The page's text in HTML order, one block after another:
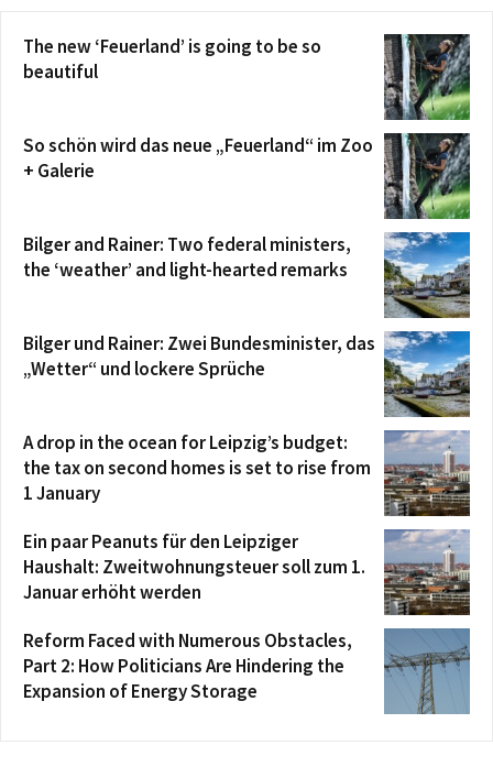
The new ‘Feuerland’ is going to be so
beautiful
So schön wird das neue „Feuerland“ im Zoo
+ Galerie
Bilger and Rainer: Two federal ministers,
the ‘weather’ and light-hearted remarks
Bilger und Rainer: Zwei Bundesminister, das
„Wetter“ und lockere Sprüche
A drop in the ocean for Leipzig’s budget:
the tax on second homes is set to rise from
1 January
Ein paar Peanuts für den Leipziger
Haushalt: Zweitwohnungsteuer soll zum 1.
Januar erhöht werden
Reform Faced with Numerous Obstacles,
Part 2: How Politicians Are Hindering the
Expansion of Energy Storage